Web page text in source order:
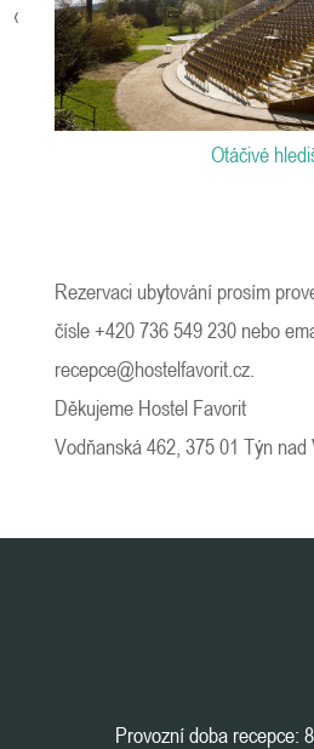
Otáčivé
‹
Rezervaci ubytování prosím
čísle+420 736 549 230nebo
recepce@hostelfavorit.cz.
Děkujeme Hostel Favorit
Vodňanská 462, 375 01 Týn nad
Provozní doba recepce: